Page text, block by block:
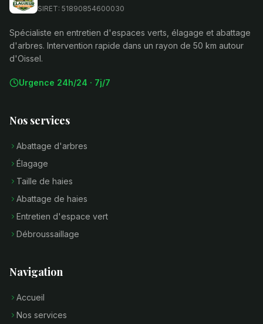
SIRET: 51890854600030
Spécialiste en entretien d'espaces verts, élagage et abattage
d'arbres. Intervention rapide dans un rayon de 50 km autour
d'Oissel.
Urgence 24h/24 · 7j/7
Nos services
Abattage d'arbres
Élagage
Taille de haies
Abattage de haies
Entretien d'espace vert
Débroussaillage
Navigation
Accueil
Nos services